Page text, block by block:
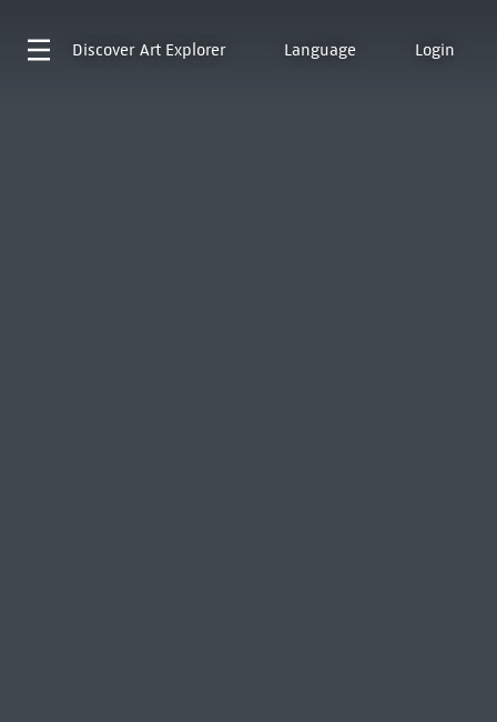
Discover Art Explorer Language Login